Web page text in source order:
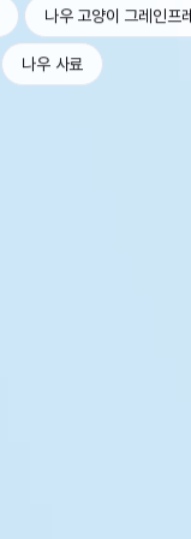
나우 고양이 그레인프
나우 사료